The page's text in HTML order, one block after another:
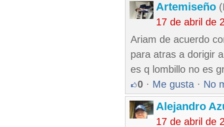
Artemiseño
17 de abril de
Ariam de acuerdo
para atras a dorigir
es q lombillo no es
0 · Me gusta · No
Alejandro
17 de abril de